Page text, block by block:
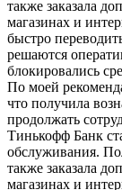
также заказала
магазинах и
быстро
решаются
блокировались
По моей
что получила
продолжать
Тинькофф Банк
обслуживания.
также заказала
магазинах и